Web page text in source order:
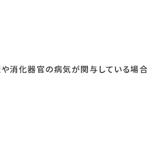
消化器官の病気が関与している場